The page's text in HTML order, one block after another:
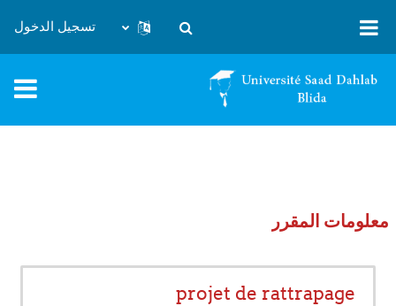
تبديل إدخال البحث
تسجيل الدخول
معلومات المقرر
projet de rattrapage